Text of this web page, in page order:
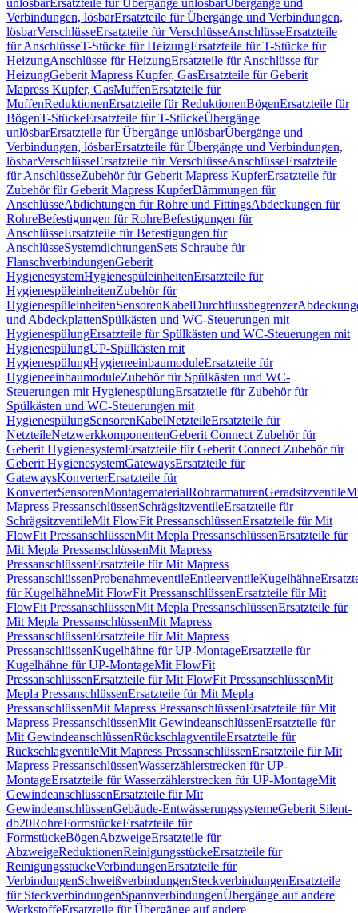
unlösbarErsatzteile für Übergänge unlösbarÜbergänge und
Verbindungen, lösbarErsatzteile für Übergänge und Verbindungen,
lösbarVerschlüsseErsatzteile für VerschlüsseAnschlüsseErsatzteile
für AnschlüsseT-Stücke für HeizungErsatzteile für T-Stücke für
HeizungAnschlüsse für HeizungErsatzteile für Anschlüsse für
HeizungGeberit Mapress Kupfer, GasErsatzteile für Geberit
Mapress Kupfer, GasMuffenErsatzteile für
MuffenReduktionenErsatzteile für ReduktionenBögenErsatzteile für
BögenT-StückeErsatzteile für T-StückeÜbergänge
unlösbarErsatzteile für Übergänge unlösbarÜbergänge und
Verbindungen, lösbarErsatzteile für Übergänge und Verbindungen,
lösbarVerschlüsseErsatzteile für VerschlüsseAnschlüsseErsatzteile
für AnschlüsseZubehör für Geberit Mapress KupferErsatzteile für
Zubehör für Geberit Mapress KupferDämmungen für
AnschlüsseAbdichtungen für Rohre und FittingsAbdeckungen für
RohreBefestigungen für RohreBefestigungen für
AnschlüsseErsatzteile für Befestigungen für
AnschlüsseSystemdichtungenSets Schraube für
FlanschverbindungenGeberit
HygienesystemHygienespüleinheitenErsatzteile für
HygienespüleinheitenZubehör für
HygienespüleinheitenSensorenKabelDurchflussbegrenzer
und AbdeckplattenSpülkästen und WC-Steuerungen mit
HygienespülungErsatzteile für Spülkästen und WC-Steuerungen mit
HygienespülungUP-Spülkästen mit
HygienespülungHygieneeinbaumoduleErsatzteile für
HygieneeinbaumoduleZubehör für Spülkästen und WC-
Steuerungen mit HygienespülungErsatzteile für Zubehör für
Spülkästen und WC-Steuerungen mit
HygienespülungSensorenKabelNetzteileErsatzteile für
NetzteileNetzwerkkomponentenGeberit Connect Zubehör für
Geberit HygienesystemErsatzteile für Geberit Connect Zubehör für
Geberit HygienesystemGatewaysErsatzteile für
GatewaysKonverterErsatzteile für
KonverterSensorenMontagematerialRohrarmaturenGeradsitzventile
Mapress PressanschlüssenSchrägsitzventileErsatzteile für
SchrägsitzventileMit FlowFit PressanschlüssenErsatzteile für Mit
FlowFit PressanschlüssenMit Mepla PressanschlüssenErsatzteile für
Mit Mepla PressanschlüssenMit Mapress
PressanschlüssenErsatzteile für Mit Mapress
PressanschlüssenProbenahmeventileEntleerventileKugelhähne
für KugelhähneMit FlowFit PressanschlüssenErsatzteile für Mit
FlowFit PressanschlüssenMit Mepla PressanschlüssenErsatzteile für
Mit Mepla PressanschlüssenMit Mapress
PressanschlüssenErsatzteile für Mit Mapress
PressanschlüssenKugelhähne für UP-MontageErsatzteile für
Kugelhähne für UP-MontageMit FlowFit
PressanschlüssenErsatzteile für Mit FlowFit PressanschlüssenMit
Mepla PressanschlüssenErsatzteile für Mit Mepla
PressanschlüssenMit Mapress PressanschlüssenErsatzteile für Mit
Mapress PressanschlüssenMit GewindeanschlüssenErsatzteile für
Mit GewindeanschlüssenRückschlagventileErsatzteile für
RückschlagventileMit Mapress PressanschlüssenErsatzteile für Mit
Mapress PressanschlüssenWasserzählerstrecken für UP-
MontageErsatzteile für Wasserzählerstrecken für UP-MontageMit
GewindeanschlüssenErsatzteile für Mit
GewindeanschlüssenGebäude-EntwässerungssystemeGeberit Silent-
db20RohreFormstückeErsatzteile für
FormstückeBögenAbzweigeErsatzteile für
AbzweigeReduktionenReinigungsstückeErsatzteile für
ReinigungsstückeVerbindungenErsatzteile für
VerbindungenSchweißverbindungenSteckverbindungenErsatzteile
für SteckverbindungenSpannverbindungenÜbergänge auf andere
WerkstoffeErsatzteile für Übergänge auf andere